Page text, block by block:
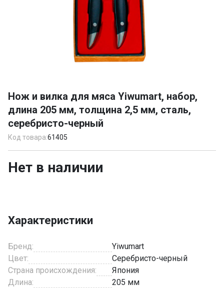
of
1
Нож и вилка для мяса Yiwumart, набор,
длина 205 мм, толщина 2,5 мм, сталь,
серебристо-черный
Код товара:61405
Нет в наличии
Характеристики
Бренд:
Yiwumart
Цвет:
Серебристо-черный
Страна происхождения:
Япония
Длина:
205 мм